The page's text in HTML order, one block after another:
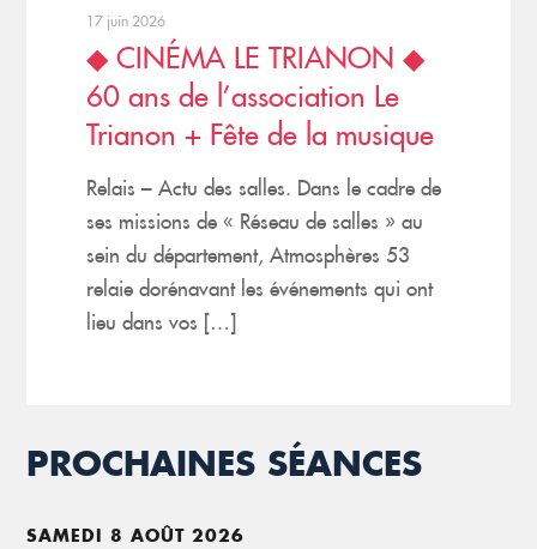
17 juin 2026
◆ CINÉMA LE TRIANON ◆
60 ans de l’association Le
Trianon + Fête de la musique
Relais – Actu des salles. Dans le cadre de
ses missions de « Réseau de salles » au
sein du département, Atmosphères 53
relaie dorénavant les événements qui ont
lieu dans vos […]
PROCHAINES SÉANCES
SAMEDI 8 AOÛT 2026